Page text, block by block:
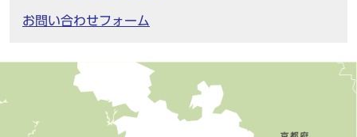
お問い合わせフォーム